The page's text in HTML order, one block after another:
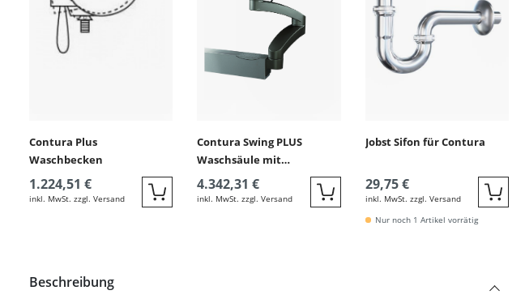
Contura Plus
Waschbecken
1.224,51 €
inkl. MwSt. zzgl. Versand Quickbuy
Contura Swing PLUS
Waschsäule mit
Wandanschluss
4.342,31 €
inkl. MwSt. zzgl. Versand Quickbuy
Jobst Sifon für Contura
29,75 €
inkl. MwSt. zzgl. Versand
Nur noch 1 Artikel vorrätig
Beschreibung